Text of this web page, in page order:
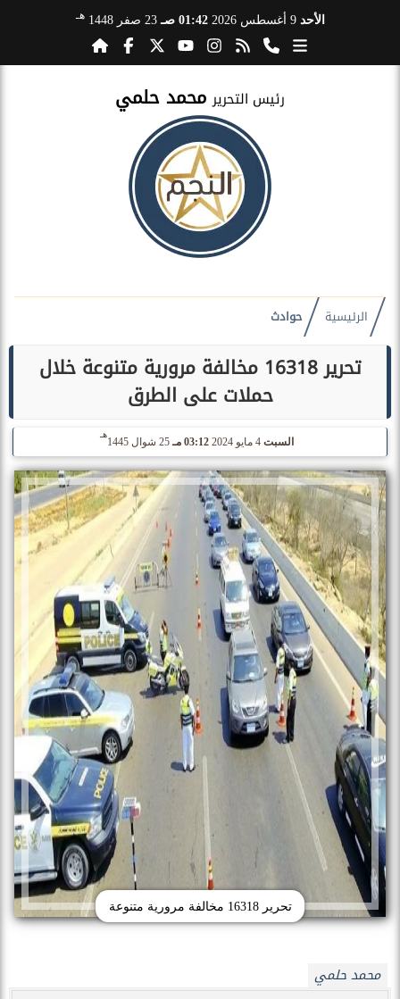
الأحد 9 أغسطس 2026 01:42 صـ 23 صفر 1448 هـ
رئيس التحرير محمد حلمي
الرئيسية حوادث
تحرير 16318 مخالفة مرورية متنوعة خلال
حملات على الطرق
السبت 4 مايو 2024 03:12 مـ 25 شوال 1445
هـ
تحرير 16318 مخالفة مرورية متنوعة
محمد حلمي